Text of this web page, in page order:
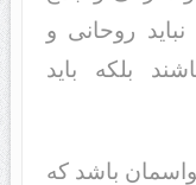
روحانی و
بلکه باید
باشد که